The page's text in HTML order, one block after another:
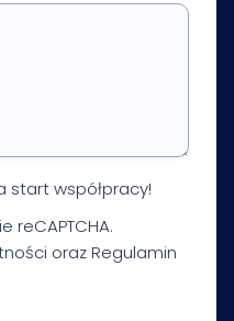
start współpracy!
reCAPTCHA.
orazRegulamin